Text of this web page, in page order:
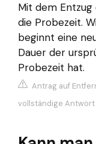
Mit dem
die Probezeit.
beginnt eine
Dauer der
Probezeit hat.
Antrag auf
vollständige Antwort